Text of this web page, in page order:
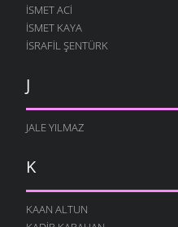
İSMET ACI
ISMET KAYA
İSRAFIL ŞENTÜRK
J
JALE YILMAZ
K
KAAN ALTUN